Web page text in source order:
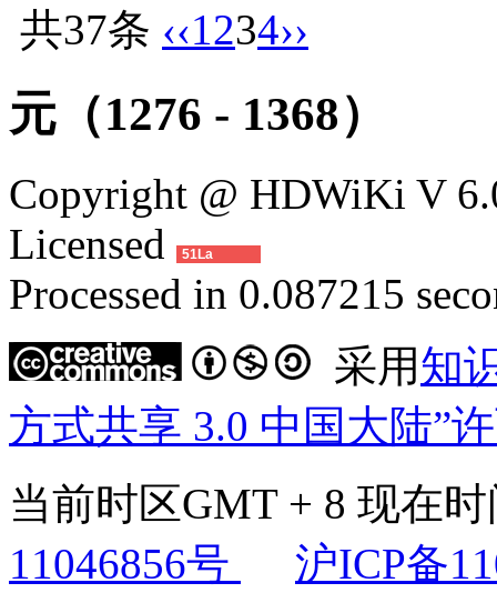
共37条 ‹‹1234››
元（1276 - 1368）
Copyright @ HDWiKi V
Licensed
51La
Processed in 0.087215
采用知
方式共享 3.0 中国大陆”
当前时区GMT + 8 现在
11046856号
沪ICP备